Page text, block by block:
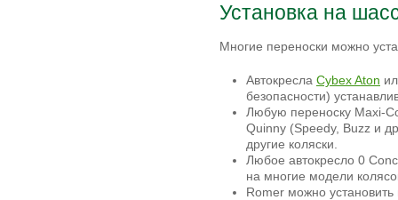
Установка на
Многие переноски можно
Автокресла Cybex Aton
безопасности)
Любую переноску Maxi-
Quinny (Speedy, Buzz и
другие коляски.
Любое автокресло 0
на многие модели
Romer можно